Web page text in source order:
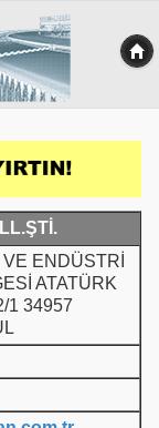
ENDÜSTRİ
ATATÜRK
1 34957